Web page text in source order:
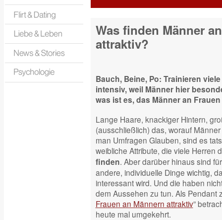
Was finden Männer
attraktiv?
Bauch, Beine, Po: Trainieren
intensiv, weil Männer hier
was ist es, das Männer an
Lange Haare, knackiger Hintern,
(ausschließlich) das, worauf
man Umfragen Glauben, sind es
weibliche Attribute, die viele Herren
finden. Aber darüber hinaus sind
andere, individuelle Dinge wichtig,
interessant wird. Und die haben
dem Aussehen zu tun. Als Pendant
Frauen an Männern attraktiv”
heute mal umgekehrt.